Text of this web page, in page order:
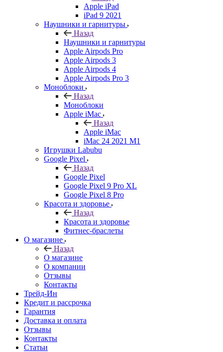
Apple iPad
iPad 9 2021
Наушники и гарнитуры
Назад
Наушники и гарнитуры
Apple Airpods Pro
Apple Airpods 3
Apple Airpods 4
Apple Airpods Pro 3
Моноблоки
Назад
Моноблоки
Apple iMac
Назад
Apple iMac
iMac 24 2021 M1
Игрушки Labubu
Google Pixel
Назад
Google Pixel
Google Pixel 9 Pro XL
Google Pixel 8 Pro
Красота и здоровье
Назад
Красота и здоровье
Фитнес-браслеты
О магазине
Назад
О магазине
О компании
Отзывы
Контакты
Трейд-Ин
Кредит и рассрочка
Гарантия
Доставка и оплата
Отзывы
Контакты
Статьи